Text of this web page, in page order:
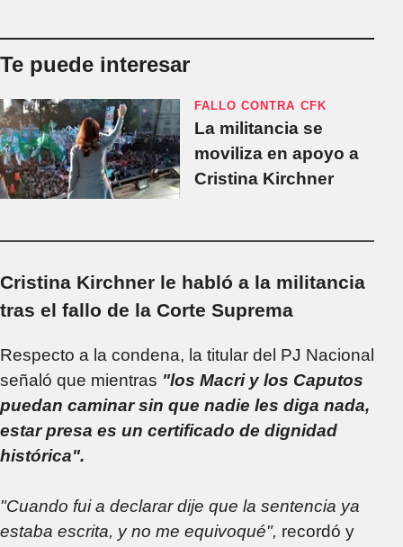
Te puede interesar
FALLO CONTRA CFK
La militancia se
moviliza en apoyo a
Cristina Kirchner
Cristina Kirchner le habló a la militancia
tras el fallo de la Corte Suprema
Respecto a la condena, la titular del PJ Nacional
señaló que mientras "los Macri y los Caputos
puedan caminar sin que nadie les diga nada,
estar presa es un certificado de dignidad
histórica".
"Cuando fui a declarar dije que la sentencia ya
estaba escrita, y no me equivoqué", recordó y